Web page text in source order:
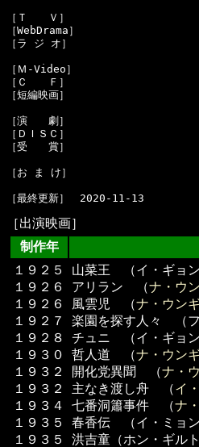
［Ｔ　　Ｖ］
［WebDrama］
［ラ ジ オ］
［Ｍ-Video］
［Ｃ　　Ｆ］
［短編映画］
［演　　劇］
［ＤＩＳＣ］
［受　　賞］
［お ま け］
［出演映画］
制作年
１９２５
１９２６
１９２６
１９２７
１９２８
１９３０
１９３２
１９３２
１９３４
１９３５
１９３５
山菜王 （イ・ギョン
アリラン （ナ・ウ
風雲児 （ナ・ウン
楽園を探す人々 （フ
チュニ （イ・ギョン
哲人道 （ナ・ウン
開化党異聞 （ナ・
主なき渡し舟 （イ
七番洞簫事件 （ナ
春香伝 （イ・ミョン
洪吉童（ホン・ギル